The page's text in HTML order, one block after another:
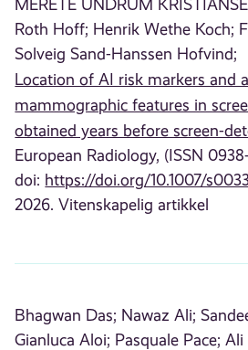
MERETE UNDRUM
Roth Hoff; Henrik Wethe Koch;
Solveig Sand-Hanssen Hofvind;
Location of AI risk markers and
mammographic features in
obtained years before screen-
European Radiology, (ISSN
doi: https://doi.org/10.1007/
2026. Vitenskapelig artikkel
Bhagwan Das; Nawaz Ali;
Gianluca Aloi; Pasquale Pace; Ali